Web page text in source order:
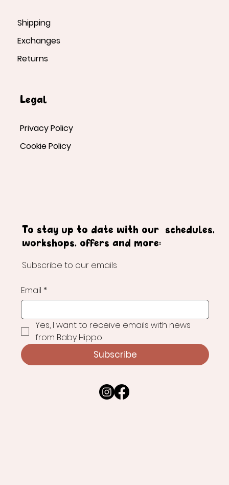
Shipping
Exchanges
Returns
Legal
Privacy Policy
Cookie Policy
To stay up to date with our schedules,
workshops, offers and more:
Subscribe to our emails
Email *
Yes, I want to receive emails with news
from Baby Hippo
Subscribe